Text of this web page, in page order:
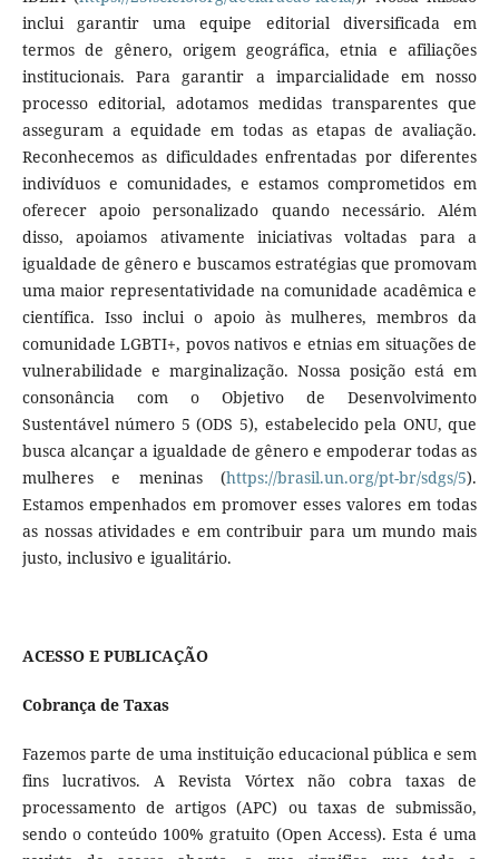
inclui garantir uma equipe editorial diversificada em
termos de gênero, origem geográfica, etnia e afiliações
institucionais. Para garantir a imparcialidade em nosso
processo editorial, adotamos medidas transparentes que
asseguram a equidade em todas as etapas de avaliação.
Reconhecemos as dificuldades enfrentadas por diferentes
indivíduos e comunidades, e estamos comprometidos em
oferecer apoio personalizado quando necessário. Além
disso, apoiamos ativamente iniciativas voltadas para a
igualdade de gênero e buscamos estratégias que promovam
uma maior representatividade na comunidade acadêmica e
científica. Isso inclui o apoio às mulheres, membros da
comunidade LGBTI+, povos nativos e etnias em situações de
vulnerabilidade e marginalização. Nossa posição está em
consonância com o Objetivo de Desenvolvimento
Sustentável número 5 (ODS 5), estabelecido pela ONU, que
busca alcançar a igualdade de gênero e empoderar todas as
mulheres e meninas (https://brasil.un.org/pt-br/sdgs/5).
Estamos empenhados em promover esses valores em todas
as nossas atividades e em contribuir para um mundo mais
justo, inclusivo e igualitário.
ACESSO E PUBLICAÇÃO
Cobrança de Taxas
Fazemos parte de uma instituição educacional pública e sem
fins lucrativos. A Revista Vórtex não cobra taxas de
processamento de artigos (APC) ou taxas de submissão,
sendo o conteúdo 100% gratuito (Open Access). Esta é uma